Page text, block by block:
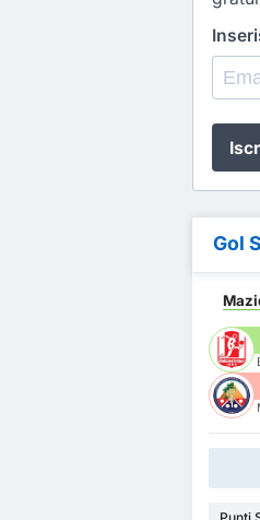
Gol
Punti